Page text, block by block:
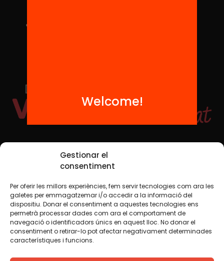
Gestionar el
consentiment
Per oferir les millors experiències, fem servir tecnologies com ara les
galetes per emmagatzemar i/o accedir a la informació del
dispositiu. Donar el consentiment a aquestes tecnologies ens
permetrà processar dades com ara el comportament de
navegació o identificadors únics en aquest lloc. No donar el
consentiment o retirar-lo pot afectar negativament determinades
característiques i funcions.
Social Media
TW YTB IG FB IN
Legal NoticeCookie Policy
Welcome!